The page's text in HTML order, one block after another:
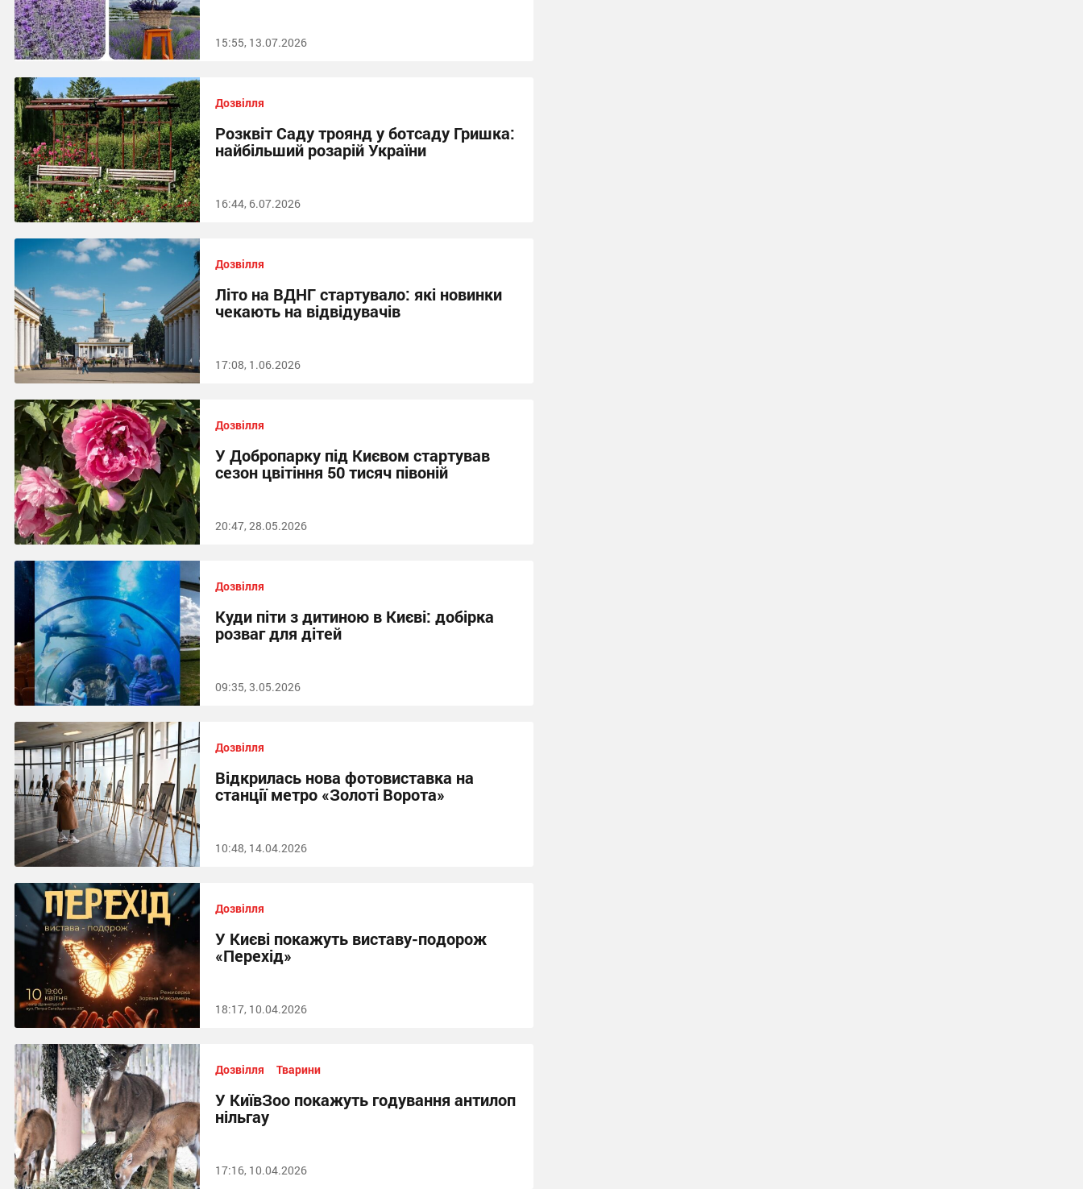
15:55, 13.07.2026
Дозвілля
Розквіт Саду троянд у ботсаду Гришка:
найбільший розарій України
16:44, 6.07.2026
Дозвілля
Літо на ВДНГ стартувало: які новинки
чекають на відвідувачів
17:08, 1.06.2026
Дозвілля
У Добропарку під Києвом стартував
сезон цвітіння 50 тисяч півоній
20:47, 28.05.2026
Дозвілля
Куди піти з дитиною в Києві: добірка
розваг для дітей
09:35, 3.05.2026
Дозвілля
Відкрилась нова фотовиставка на
станції метро «Золоті Ворота»
10:48, 14.04.2026
Дозвілля
У Києві покажуть виставу-подорож
«Перехід»
18:17, 10.04.2026
Дозвілля Тварини
У КиївЗоо покажуть годування антилоп
нільгау
17:16, 10.04.2026